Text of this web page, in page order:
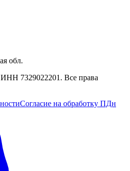
обл.
7329022201. Все права
Согласие на обработку ПДн